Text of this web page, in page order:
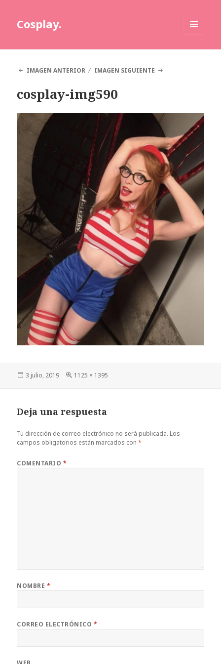
Cosplay.
IMAGEN ANTERIOR
IMAGEN SIGUIENTE
cosplay-img590
Publicado
3 julio, 2019
Tamaño
1125 × 1395
Deja una respuesta
Tu dirección de correo electrónico no será publicada. Los
campos obligatorios están marcados con*
COMENTARIO *
NOMBRE *
CORREO ELECTRÓNICO *